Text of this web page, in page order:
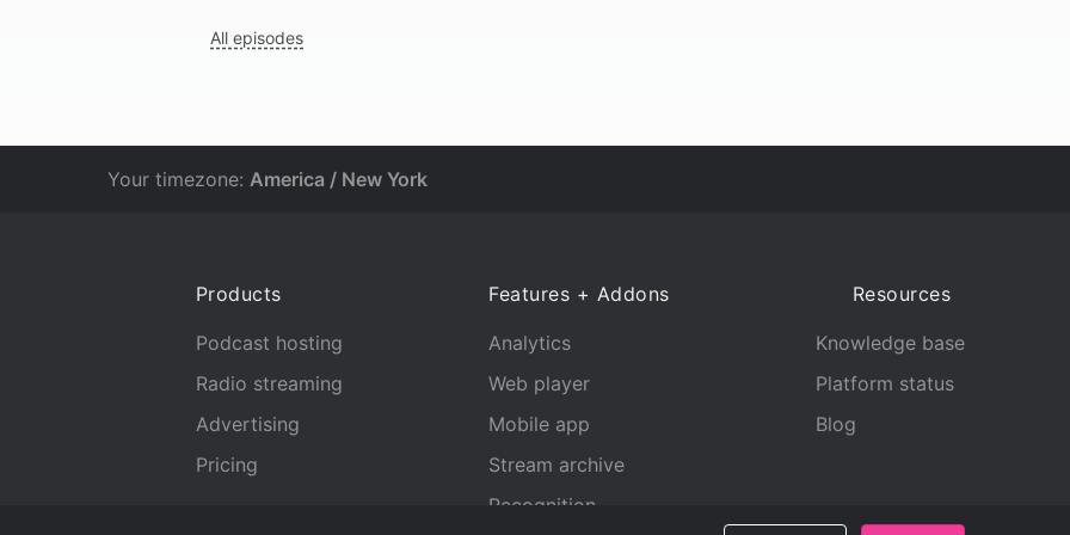
All episodes
Your timezone: America / New York
Products
Podcast hosting
Radio streaming
Advertising
Pricing
Features + Addons
Analytics
Web player
Mobile app
Stream archive
Recognition
Resources
Knowledge base
Platform status
Blog